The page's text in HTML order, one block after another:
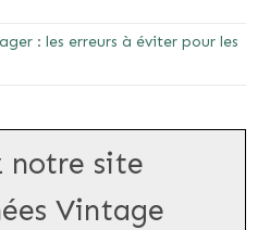
: les erreurs à éviter pour les
notre site
Vintage